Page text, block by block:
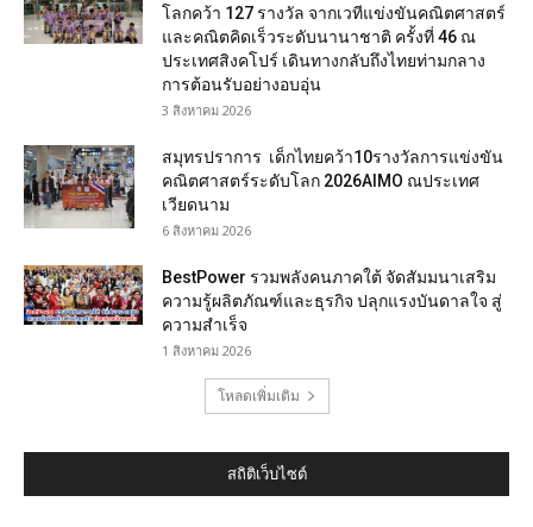
โลกคว้า 127 รางวัล จากเวทีแข่งขันคณิตศาสตร์
และคณิตคิดเร็วระดับนานาชาติ ครั้งที่ 46 ณ
ประเทศสิงคโปร์ เดินทางกลับถึงไทยท่ามกลาง
การต้อนรับอย่างอบอุ่น
3 สิงหาคม 2026
สมุทรปราการ เด็กไทยคว้า10รางวัลการแข่งขัน
คณิตศาสตร์ระดับโลก 2026AIMO ณประเทศ
เวียดนาม
6 สิงหาคม 2026
BestPower รวมพลังคนภาคใต้ จัดสัมมนาเสริม
ความรู้ผลิตภัณฑ์และธุรกิจ ปลุกแรงบันดาลใจ สู่
ความสำเร็จ
1 สิงหาคม 2026
โหลดเพิ่มเติม
สถิติเว็บไซต์